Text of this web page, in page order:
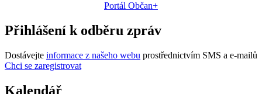
Portál Občan+
Přihlášení k odběru zpráv
Dostávejte informace z našeho webu prostřednictvím SMS a e-mailů
Chci se zaregistrovat
Kalendář